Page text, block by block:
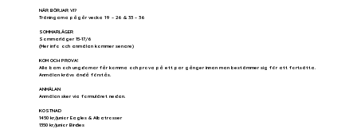
NÄR BÖRJAR VI?
Träningarna pågår vecka 19 – 26 & 33 – 36
SOMMARLÄGER
Sommarläger 15-17/6
(Mer info och anmälan kommer senare)
KOM OCH PROVA!
Alla barn och ungdomar får komma och prova på ett par gånger innan man bestämmer sig för att fortsätta.
Anmälan krävs ändå förstås.
ANMÄLAN
Anmälan sker via formuläret nedan.
KOSTNAD
1450 kr/junior Eagles & Albatrosser
1350 kr/junior Birdies